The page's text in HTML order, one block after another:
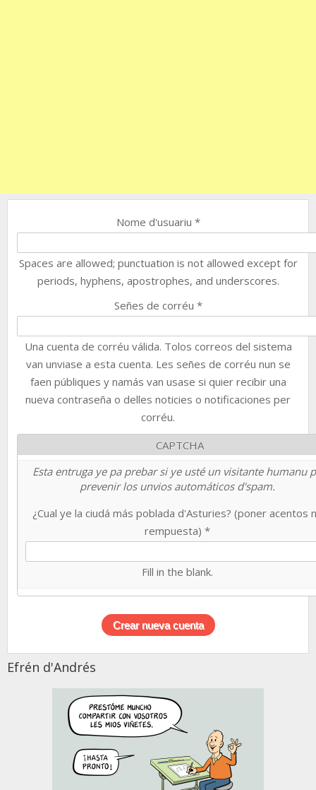
Nome d'usuariu *
Spaces are allowed; punctuation is not allowed except for
periods, hyphens, apostrophes, and underscores.
Señes de corréu *
Una cuenta de corréu válida. Tolos correos del sistema
van unviase a esta cuenta. Les señes de corréu nun se
faen públiques y namás van usase si quier recibir una
nueva contraseña o delles noticies o notificaciones per
corréu.
CAPTCHA
Esta entruga ye pa prebar si ye usté un visitante humanu
prevenir los unvios automáticos d'spam.
¿Cual ye la ciudá más poblada d'Asturies? (poner acentos
rempuesta) *
Fill in the blank.
Efrén d'Andrés